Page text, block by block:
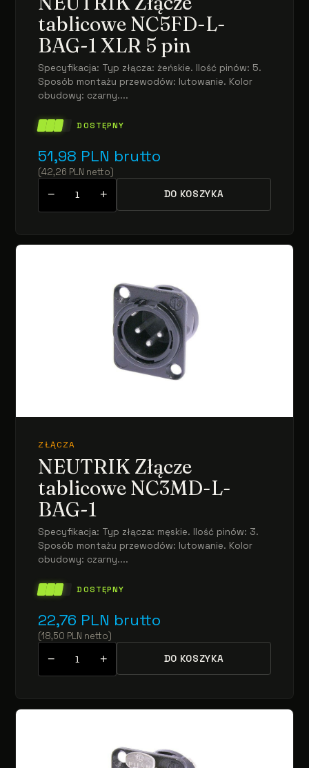
tablicowe NC5FD-L-
BAG-1 XLR 5 pin
Specyfikacja: Typ złącza: żeńskie. Ilość pinów: 5.
Sposób montażu przewodów: lutowanie. Kolor
obudowy: czarny....
DOSTĘPNY
51,98 PLN brutto
(42,26 PLN netto)
− + DO KOSZYKA
ZŁĄCZA
NEUTRIK Złącze
tablicowe NC3MD-L-
BAG-1
Specyfikacja: Typ złącza: męskie. Ilość pinów: 3.
Sposób montażu przewodów: lutowanie. Kolor
obudowy: czarny....
DOSTĘPNY
22,76 PLN brutto
(18,50 PLN netto)
− + DO KOSZYKA